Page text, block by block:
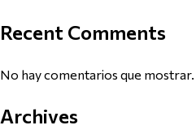
Recent Comments
No hay comentarios que mostrar.
Archives